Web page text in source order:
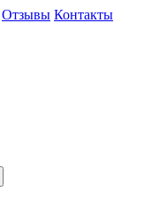
Отзывы Контакты